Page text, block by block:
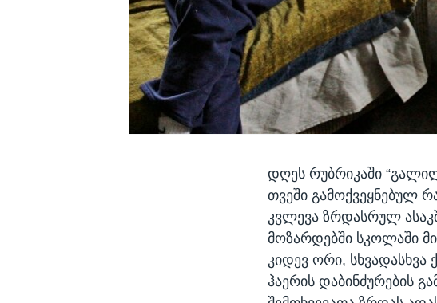
დღეს რუბრიკაში
თვეში გამოქვეყნებულ
კვლევა ზრდასრულ
მოზარდებში სკოლაში
კიდევ ორი, სხვადასხვა
ჰაერის დაბინძურების